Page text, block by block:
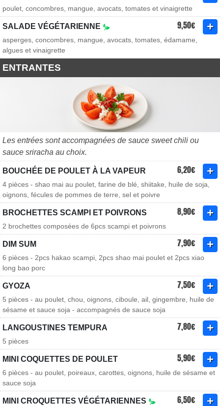
poulet, concombres, mangue, avocats, tomates et vinaigrette
SALADE VÉGÉTARIENNE 9,50€
asperges, concombres, mangue, avocats, tomates, édamame,
algues et vinaigrette
ENTRANTES
Les entrées sont accompagnées de sauce sweet chili ou
sauce sriracha au choix.
BOUCHÉE DE POULET À LA VAPEUR 6,20€
4 pièces - shao mai au poulet, farine de blé, shiitake, huile de soja,
oignons, fécules de pommes de terre, sel et poivre
BROCHETTES SCAMPI ET POIVRONS 8,90€
2 brochettes composées de 6pcs scampi et poivrons
DIM SUM 7,90€
6 pièces - 2pcs hakao scampi, 2pcs shao mai poulet et 2pcs xiao
long bao porc
GYOZA 7,50€
5 pièces - au poulet, chou, oignons, ciboule, ail, gingembre, huile de
sésame et sauce soja - accompagnés de sauce soja
LANGOUSTINES TEMPURA 7,80€
5 pièces
MINI COQUETTES DE POULET 5,90€
6 pièces - au poulet, poireaux, carottes, oignons, huile de sésame et
sauce soja
MINI CROQUETTES VÉGÉTARIENNES 6,50€